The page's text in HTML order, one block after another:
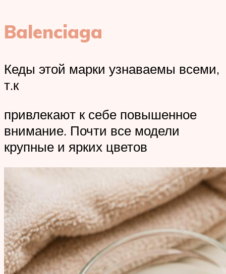
Balenciaga
Кеды этой марки узнаваемы всеми,
т.к
привлекают к себе повышенное
внимание. Почти все модели
крупные и ярких цветов